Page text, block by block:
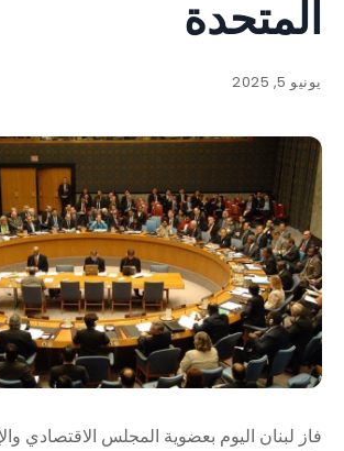
المتحدة
يونيو 5, 2025
فاز لبنان اليوم بعضوية المجلس الاقتصادي